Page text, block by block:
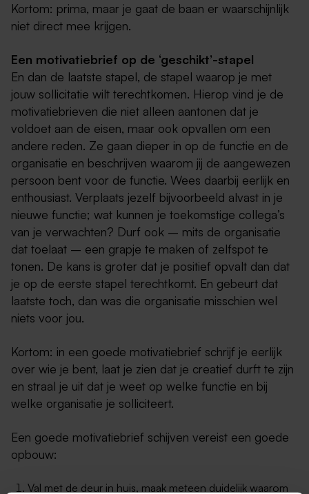
Kortom: prima, maar je gaat de baan er waarschijnlijk
niet direct mee krijgen.
Een motivatiebrief op de ‘geschikt’-stapel
En dan de laatste stapel, de stapel waarop je met
jouw sollicitatie wilt terechtkomen. Hierop vind je de
motivatiebrieven die niet alleen aantonen dat je
voldoet aan de eisen, maar ook opvallen om een
andere reden. Ze gaan dieper in op de functie en de
organisatie en beschrijven waarom jij de aangewezen
persoon bent voor de functie. Wees daarbij eerlijk en
enthousiast. Verplaats jezelf bijvoorbeeld alvast in je
nieuwe functie; wat kunnen je toekomstige collega’s
van je verwachten? Durf ook – mits de organisatie
dat toelaat – een grapje te maken of zelfspot te
tonen. De kans is groter dat je positief opvalt dan dat
je op de eerste stapel terechtkomt. En gebeurt dat
laatste toch, dan was die organisatie misschien wel
niets voor jou.
Kortom: in een goede motivatiebrief schrijf je eerlijk
over wie je bent, laat je zien dat je creatief durft te zijn
en straal je uit dat je weet op welke functie en bij
welke organisatie je solliciteert.
Een goede motivatiebrief schijven vereist een goede
opbouw:
Val met de deur in huis, maak meteen duidelijk waarom